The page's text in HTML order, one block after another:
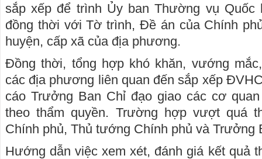
sắp xếp để trình Ủy ban Thường vụ Quốc
đồng thời với Tờ trình, Đề án của Chính
huyện, cấp xã của địa phương.
Đồng thời, tổng hợp khó khăn, vướng
các địa phương liên quan đến sắp xếp
cáo Trưởng Ban Chỉ đạo giao các cơ
theo thẩm quyền. Trường hợp vượt quá
Chính phủ, Thủ tướng Chính phủ và Trưởng
Hướng dẫn việc xem xét, đánh giá kết quả